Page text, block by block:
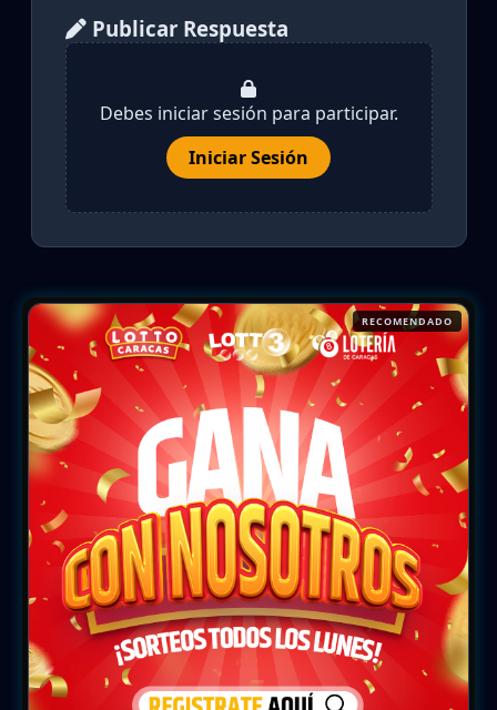
Publicar Respuesta
Debes iniciar sesión para participar.
Iniciar Sesión
RECOMENDADO